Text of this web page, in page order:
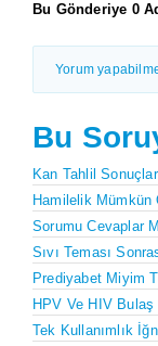
Bu Gönderiye 0
Yorum
Bu
Kan Tahlil
Hamilelik Mümkün
Sorumu Cevaplar
Sıvı Teması
Prediyabet Miyim
HPV Ve HIV Bulaş
Tek Kullanımlık